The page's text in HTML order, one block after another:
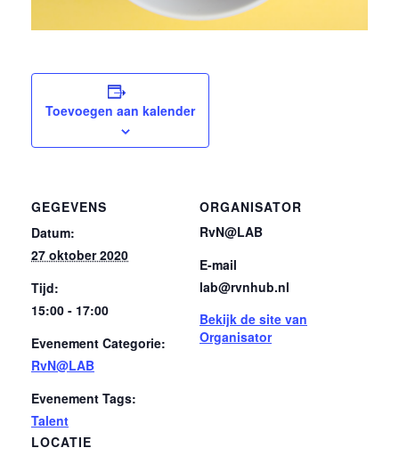
Toevoegen aan kalender
GEGEVENS
Datum:
27 oktober 2020
Tijd:
15:00 - 17:00
Evenement Categorie:
RvN@LAB
Evenement Tags:
Talent
LOCATIE
ORGANISATOR
RvN@LAB
E-mail
lab@rvnhub.nl
Bekijk de site van
Organisator